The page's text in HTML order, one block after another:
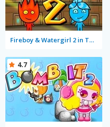
Fireboy & Watergirl 2 in The Light Temple
4.7